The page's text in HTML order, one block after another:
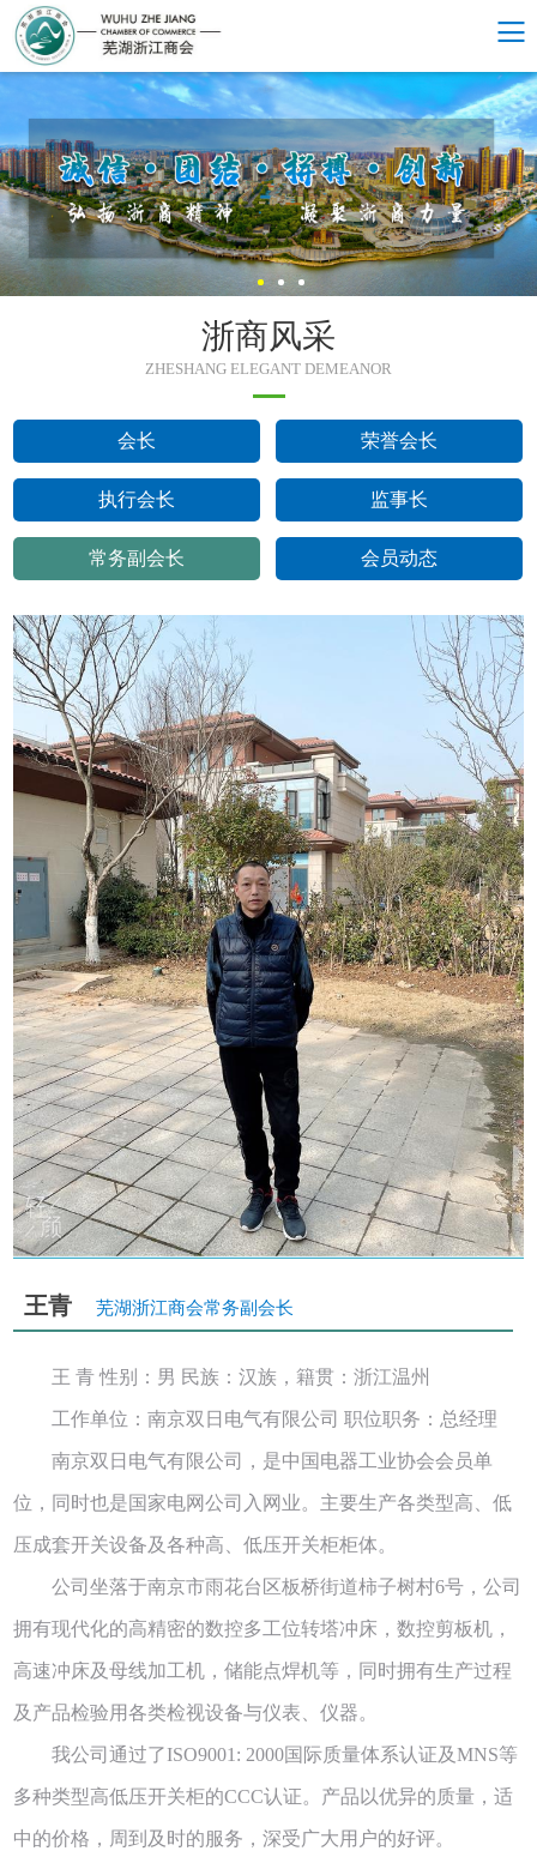
浙商风采
ZHESHANG ELEGANT DEMEANOR
会长 荣誉会长
执行会长 监事长
常务副会长 会员动态
王青 芜湖浙江商会常务副会长
王 青 性别：男 民族：汉族，籍贯：浙江温州
工作单位：南京双日电气有限公司 职位职务：总经理
南京双日电气有限公司，是中国电器工业协会会员单
位，同时也是国家电网公司入网业。主要生产各类型高、低
压成套开关设备及各种高、低压开关柜柜体。
公司坐落于南京市雨花台区板桥街道柿子树村6号，公司
拥有现代化的高精密的数控多工位转塔冲床，数控剪板机，
高速冲床及母线加工机，储能点焊机等，同时拥有生产过程
及产品检验用各类检视设备与仪表、仪器。
我公司通过了ISO9001: 2000国际质量体系认证及MNS等
多种类型高低压开关柜的CCC认证。产品以优异的质量，适
中的价格，周到及时的服务，深受广大用户的好评。